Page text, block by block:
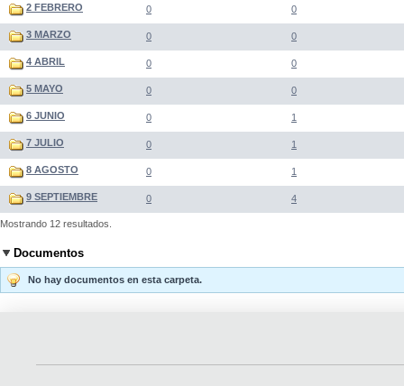
2 FEBRERO 0 0
3 MARZO 0 0
4 ABRIL 0 0
5 MAYO 0 0
6 JUNIO 0 1
7 JULIO 0 1
8 AGOSTO 0 1
9 SEPTIEMBRE 0 4
Mostrando 12 resultados.
Documentos
No hay documentos en esta carpeta.